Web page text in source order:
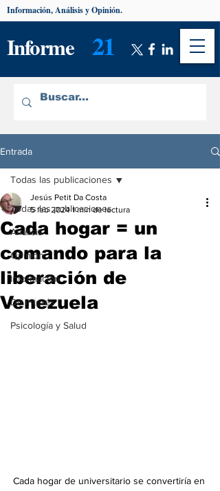
Informe 21
Información, Análisis y Opinión.
Entrada
Todas las publicaciones
Análisis
Opinión
Información
De interés
Psicología y Salud
Todas las publicaciones
Cada hogar = un
comando para la
liberación de
Venezuela
Jesús Petit Da Costa
5 feb 2024 1 min de lectura
Cada hogar de universitario se convertiría en